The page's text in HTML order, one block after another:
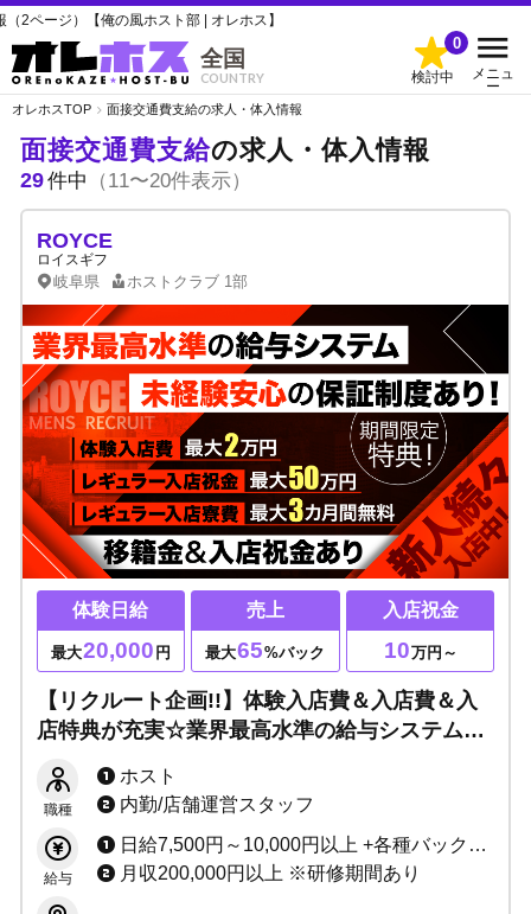
の風ホスト部 | オレホス】
全国
COUNTRY 検討中
0
メニュ
ー
オレホスTOP 面接交通費支給の求人・体入情報
面接交通費支給の求人・体入情報
29件中 （11〜20件表示）
ROYCE
ロイスギフ
岐阜県 ホストクラブ 1部
体験日給
最大20,000 円
売上
最大65%バック
入店祝金
10万円～
【リクルート企画!!】体験入店費＆入店費＆入
店特典が充実☆業界最高水準の給与システム・
があればOK！
職種
ホスト
内勤/店舗運営スタッフ
給与
日給7,500円～10,000円以上 +各種バックor売上大計45％～65％バック ☆各種ボーナスあり
月収200,000円以上 ※研修期間あり